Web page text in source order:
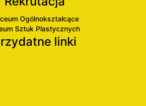
Ogólnokształcące
Sztuk Plastycznych
linki